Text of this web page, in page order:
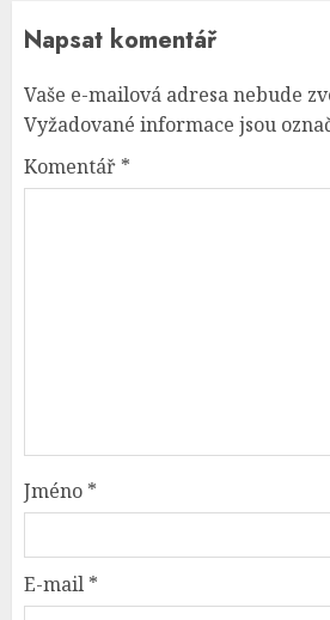
Napsat komentář
Vaše e-mailová adresa nebude
Vyžadované informace jsou
Komentář *
Jméno *
E-mail *